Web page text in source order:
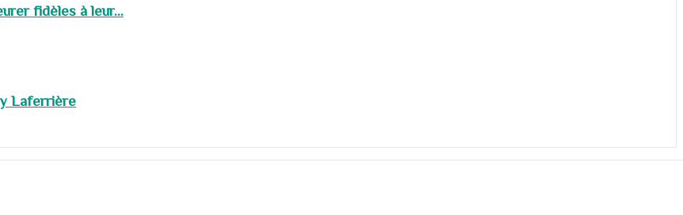
fidèles à leur...
Laferrière